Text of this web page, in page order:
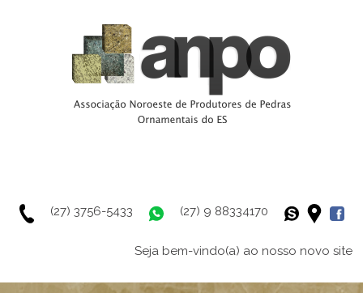
(27) 9 88334170
(27) 3756-5433
Seja bem-vindo(a) ao nosso novo site